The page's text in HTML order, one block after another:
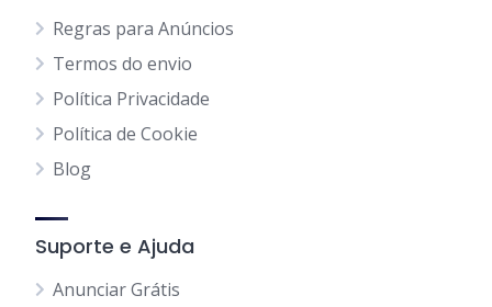
Regras para Anúncios
Termos do envio
Política Privacidade
Política de Cookie
Blog
Suporte e Ajuda
Anunciar Grátis